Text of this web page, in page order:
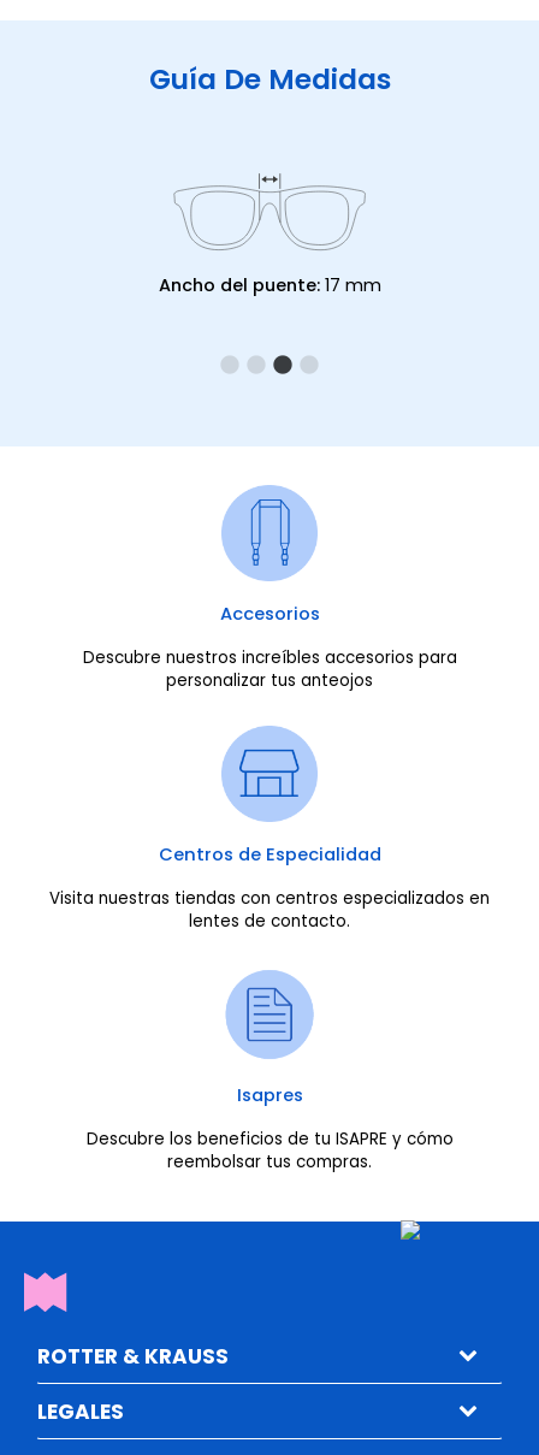
Guía De Medidas
Ancho del puente: 17 mm
Accesorios
Descubre nuestros increíbles accesorios para
personalizar tus anteojos
Centros de Especialidad
Visita nuestras tiendas con centros especializados en
lentes de contacto.
Isapres
Descubre los beneficios de tu ISAPRE y cómo
reembolsar tus compras.
ROTTER & KRAUSS
LEGALES